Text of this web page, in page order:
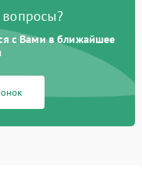
вопросы?
с Вами в ближайшее